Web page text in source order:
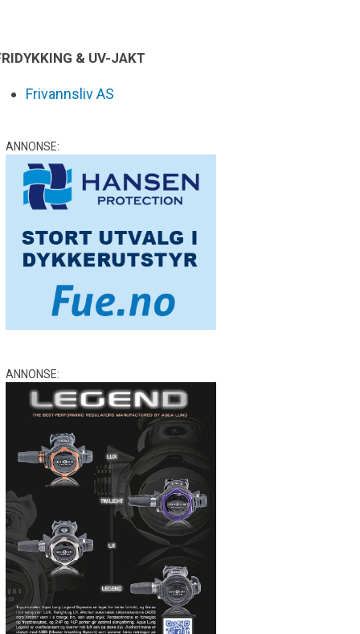
& UV-JAKT
Frivannsliv AS
ANNONSE:
ANNONSE: